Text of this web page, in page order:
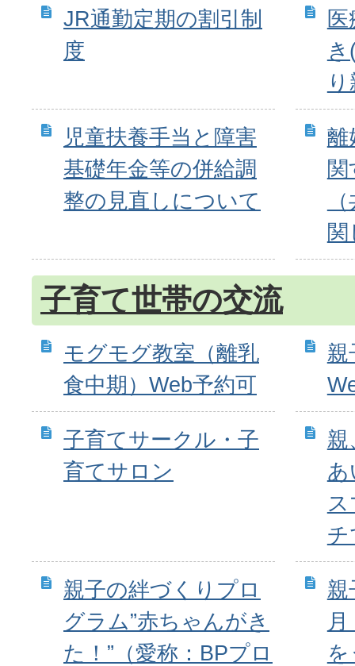
JR通勤定期の割引制
度
児童扶養手当と障害
基礎年金等の併給調
整の見直しについて
離
関
関
子育て世帯の交流
モグモグ教室（離乳
食中期）Web予約可
親
子育てサークル・子
育てサロン
親
あ
チ
親子の絆づくりプロ
グラム”赤ちゃんがき
た！”（愛称：BPプロ
親